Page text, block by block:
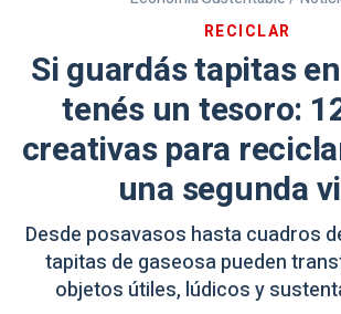
RECICLAR
Si guardás tapitas
tenés un tesoro:
creativas para
una segunda
Desde posavasos hasta cuadros
tapitas de gaseosa pueden
objetos útiles, lúdicos y